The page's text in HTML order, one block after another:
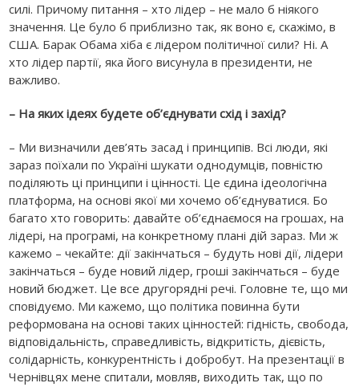
силі. Причому питання – хто лідер – не мало б ніякого
значення. Це було б приблизно так, як воно є, скажімо, в
США. Барак Обама хіба є лідером політичної сили? Ні. А
хто лідер партії, яка його висунула в президенти, не
важливо.
– На яких ідеях будете об’єднувати схід і захід?
– Ми визначили дев’ять засад і принципів. Всі люди, які
зараз поїхали по Україні шукати однодумців, повністю
поділяють ці принципи і цінності. Це єдина ідеологічна
платформа, на основі якої ми хочемо об’єднуватися. Бо
багато хто говорить: давайте об’єднаємося на грошах, на
лідері, на програмі, на конкретному плані дій зараз. Ми ж
кажемо – чекайте: дії закінчаться – будуть нові дії, лідери
закінчаться – буде новий лідер, гроші закінчаться – буде
новий бюджет. Це все другорядні речі. Головне те, що ми
сповідуємо. Ми кажемо, що політика повинна бути
реформована на основі таких цінностей: гідність, свобода,
відповідальність, справедливість, відкритість, дієвість,
солідарність, конкурентність і добробут. На презентації в
Чернівцях мене спитали, мовляв, виходить так, що по